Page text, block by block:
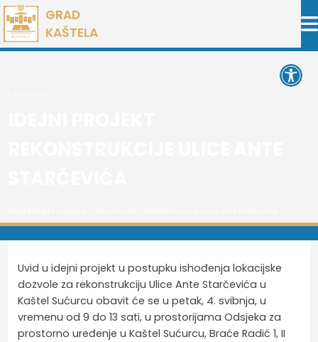
Preskoči
na
sadržaj
GRAD
KAŠTELA
Uvid u idejni projekt u postupku ishođenja lokacijske
dozvole za rekonstrukciju Ulice Ante Starčevića u
Kaštel Sućurcu obavit će se u petak, 4. svibnja, u
vremenu od 9 do 13 sati, u prostorijama Odsjeka za
prostorno uređenje u Kaštel Sućurcu, Braće Radić 1, II